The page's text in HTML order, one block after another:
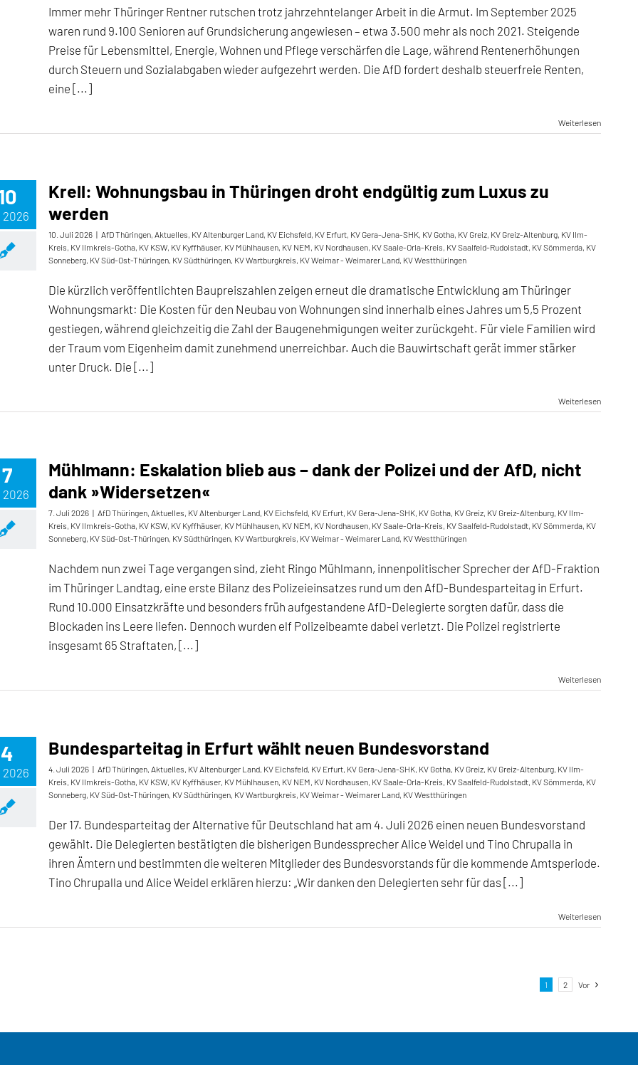
Immer mehr Thüringer Rentner rutschen trotz jahrzehntelanger Arbeit in die Armut. Im September 2025
waren rund 9.100 Senioren auf Grundsicherung angewiesen – etwa 3.500 mehr als noch 2021. Steigende
Preise für Lebensmittel, Energie, Wohnen und Pflege verschärfen die Lage, während Rentenerhöhungen
durch Steuern und Sozialabgaben wieder aufgezehrt werden. Die AfD fordert deshalb steuerfreie Renten,
eine [...]
Weiterlesen
2026
Krell: Wohnungsbau in Thüringen droht endgültig zum Luxus zu
werden
10. Juli 2026 | AfD Thüringen, Aktuelles, KV Altenburger Land, KV Eichsfeld, KV Erfurt, KV Gera-Jena-SHK, KV Gotha, KV Greiz, KV Greiz-Altenburg, KV Ilm-
Kreis, KV Ilmkreis-Gotha, KV KSW, KV Kyffhäuser, KV Mühlhausen, KV NEM, KV Nordhausen, KV Saale-Orla-Kreis, KV Saalfeld-Rudolstadt, KV Sömmerda, KV
Sonneberg, KV Süd-Ost-Thüringen, KV Südthüringen, KV Wartburgkreis, KV Weimar - Weimarer Land, KV Westthüringen
Die kürzlich veröffentlichten Baupreiszahlen zeigen erneut die dramatische Entwicklung am Thüringer
Wohnungsmarkt: Die Kosten für den Neubau von Wohnungen sind innerhalb eines Jahres um 5,5 Prozent
gestiegen, während gleichzeitig die Zahl der Baugenehmigungen weiter zurückgeht. Für viele Familien wird
der Traum vom Eigenheim damit zunehmend unerreichbar. Auch die Bauwirtschaft gerät immer stärker
unter Druck. Die [...]
Weiterlesen
7
2026
Mühlmann: Eskalation blieb aus – dank der Polizei und der AfD, nicht
dank »Widersetzen«
7. Juli 2026 | AfD Thüringen, Aktuelles, KV Altenburger Land, KV Eichsfeld, KV Erfurt, KV Gera-Jena-SHK, KV Gotha, KV Greiz, KV Greiz-Altenburg, KV Ilm-
Kreis, KV Ilmkreis-Gotha, KV KSW, KV Kyffhäuser, KV Mühlhausen, KV NEM, KV Nordhausen, KV Saale-Orla-Kreis, KV Saalfeld-Rudolstadt, KV Sömmerda, KV
Sonneberg, KV Süd-Ost-Thüringen, KV Südthüringen, KV Wartburgkreis, KV Weimar - Weimarer Land, KV Westthüringen
Nachdem nun zwei Tage vergangen sind, zieht Ringo Mühlmann, innenpolitischer Sprecher der AfD-Fraktion
im Thüringer Landtag, eine erste Bilanz des Polizeieinsatzes rund um den AfD-Bundesparteitag in Erfurt.
Rund 10.000 Einsatzkräfte und besonders früh aufgestandene AfD-Delegierte sorgten dafür, dass die
Blockaden ins Leere liefen. Dennoch wurden elf Polizeibeamte dabei verletzt. Die Polizei registrierte
insgesamt 65 Straftaten, [...]
Weiterlesen
4
2026
Bundesparteitag in Erfurt wählt neuen Bundesvorstand
4. Juli 2026 | AfD Thüringen, Aktuelles, KV Altenburger Land, KV Eichsfeld, KV Erfurt, KV Gera-Jena-SHK, KV Gotha, KV Greiz, KV Greiz-Altenburg, KV Ilm-
Kreis, KV Ilmkreis-Gotha, KV KSW, KV Kyffhäuser, KV Mühlhausen, KV NEM, KV Nordhausen, KV Saale-Orla-Kreis, KV Saalfeld-Rudolstadt, KV Sömmerda, KV
Sonneberg, KV Süd-Ost-Thüringen, KV Südthüringen, KV Wartburgkreis, KV Weimar - Weimarer Land, KV Westthüringen
Der 17. Bundesparteitag der Alternative für Deutschland hat am 4. Juli 2026 einen neuen Bundesvorstand
gewählt. Die Delegierten bestätigten die bisherigen Bundessprecher Alice Weidel und Tino Chrupalla in
ihren Ämtern und bestimmten die weiteren Mitglieder des Bundesvorstands für die kommende Amtsperiode.
Tino Chrupalla und Alice Weidel erklären hierzu: „Wir danken den Delegierten sehr für das [...]
Weiterlesen
1 2 Vor